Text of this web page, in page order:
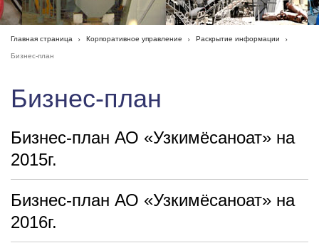
Главная страница Корпоративное управление Раскрытие информации
Бизнес-план
Бизнес-план
Бизнес-план АО «Узкимёсаноат» на
2015г.
Бизнес-план АО «Узкимёсаноат» на
2016г.